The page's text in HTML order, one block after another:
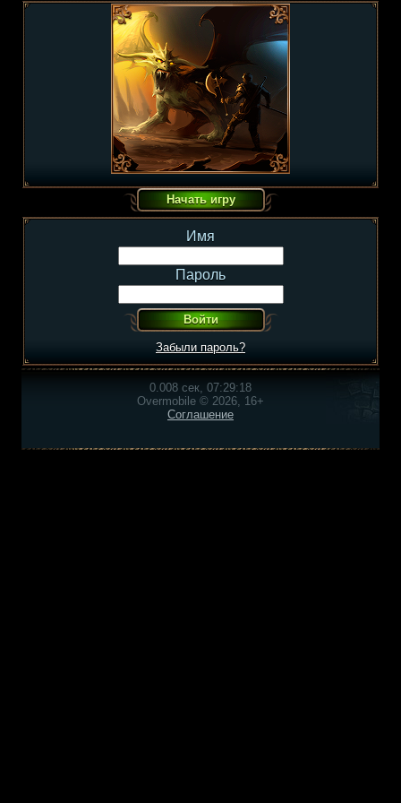
Имя
Пароль
Забыли пароль?
0.008 сек, 07:29:18
Overmobile © 2026, 16+
Соглашение